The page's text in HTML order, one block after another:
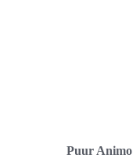
Puur Animo